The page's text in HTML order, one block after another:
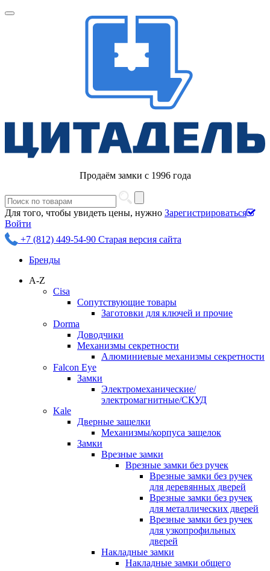
Продаём замки с 1996 года
Для того, чтобы увидеть цены, нужно Зарегистрироваться
Войти
+7 (812) 449-54-90 Старая версия сайта
Бренды
A-Z
Cisa
Сопутствующие товары
Заготовки для ключей и прочие
Dorma
Доводчики
Механизмы секретности
Алюминиевые механизмы секретности
Falcon Eye
Замки
Электромеханические/
электромагнитные/СКУД
Kale
Дверные защелки
Механизмы/корпуса защелок
Замки
Врезные замки
Врезные замки без ручек
Врезные замки без ручек
для деревянных дверей
Врезные замки без ручек
для металлических дверей
Врезные замки без ручек
для узкопрофильных
дверей
Накладные замки
Накладные замки общего